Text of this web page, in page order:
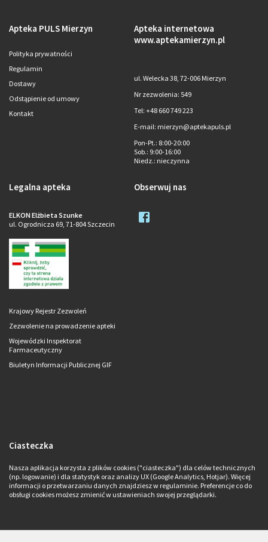
Apteka PULS Mierzyn
Polityka prywatności
Regulamin
Dostawy
Odstąpienie od umowy
Kontakt
Apteka internetowa
www.aptekamierzyn.pl
ul. Welecka 38, 72-006 Mierzyn
Nr zezwolenia: 549
Tel: +48 660 749 223
E-mail: mierzyn@aptekapuls.pl
Pon-Pt.: 8:00-20:00
Sob.: 9:00-16:00
Niedz.: nieczynna
Legalna apteka
ELKON Elżbieta Szunke
ul. Ogrodnicza 69, 71-804 Szczecin
Krajowy Rejestr Zezwoleń
Zezwolenie na prowadzenie apteki
Wojewódzki Inspektorat
Farmaceutyczny
Biuletyn Informacji Publicznej GIF
Obserwuj nas
Ciasteczka
Nasza aplikacja korzysta z plików cookies ("ciasteczka") dla celów technicznych
(np. logowanie) i dla statystyk oraz analizy UX (Google Analytics, Hotjar). Więcej
informacji o przetwarzaniu danych znajdziesz w regulaminie. Preferencje co do
obsługi cookies możesz zmienić w ustawieniach swojej przeglądarki.